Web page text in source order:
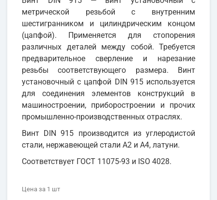
метрической резьбой с внутренним
шестигранником и цилиндрическим концом
(цапфой). Применяется для стопорения
различных деталей между собой. Требуется
предварительное сверление и нарезание
резьбы соответствующего размера. Винт
установочный с цапфой DIN 915 используется
для соединения элементов конструкций в
машиностроении, приборостроении и прочих
промышленно-производственных отраслях.
Винт DIN 915 производится из углеродистой
стали, нержавеющей стали А2 и А4, латуни.
Соответствует ГОСТ 11075-93 и ISO 4028.
Цена за 1 шт